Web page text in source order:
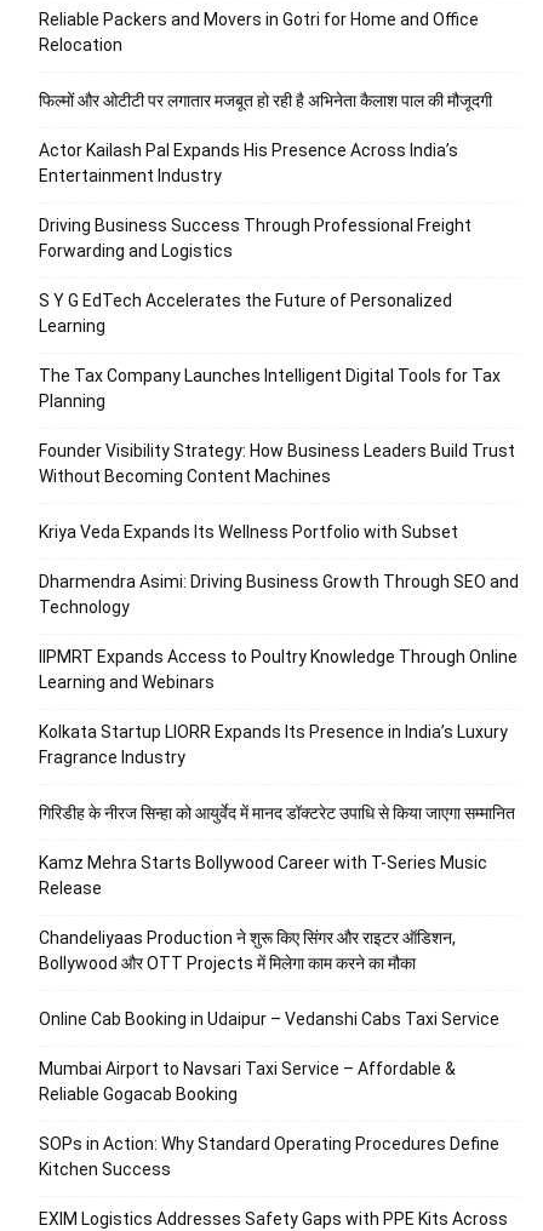
Reliable Packers and Movers in Gotri for Home and Office
Relocation
फिल्मों और ओटीटी पर लगातार मजबूत हो रही है अभिनेता कैलाश पाल की मौजूदगी
Actor Kailash Pal Expands His Presence Across India’s
Entertainment Industry
Driving Business Success Through Professional Freight
Forwarding and Logistics
S Y G EdTech Accelerates the Future of Personalized
Learning
The Tax Company Launches Intelligent Digital Tools for Tax
Planning
Founder Visibility Strategy: How Business Leaders Build Trust
Without Becoming Content Machines
Kriya Veda Expands Its Wellness Portfolio with Subset
Dharmendra Asimi: Driving Business Growth Through SEO and
Technology
IIPMRT Expands Access to Poultry Knowledge Through Online
Learning and Webinars
Kolkata Startup LIORR Expands Its Presence in India’s Luxury
Fragrance Industry
गिरिडीह के नीरज सिन्हा को आयुर्वेद में मानद डॉक्टरेट उपाधि से किया जाएगा सम्मानित
Kamz Mehra Starts Bollywood Career with T-Series Music
Release
Chandeliyaas Production ने शुरू किए सिंगर और राइटर ऑडिशन,
Bollywood और OTT Projects में मिलेगा काम करने का मौका
Online Cab Booking in Udaipur – Vedanshi Cabs Taxi Service
Mumbai Airport to Navsari Taxi Service – Affordable &
Reliable Gogacab Booking
SOPs in Action: Why Standard Operating Procedures Define
Kitchen Success
EXIM Logistics Addresses Safety Gaps with PPE Kits Across